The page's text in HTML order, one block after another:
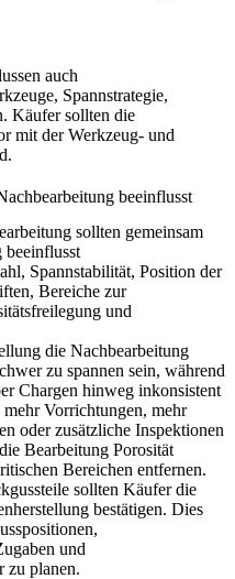
auch
Spannstrategie,
Käufer sollten die
mit der Werkzeug- und
beeinflusst
sollten gemeinsam
beeinflusst
Spannstabilität, Position der
Bereiche zur
und
die Nachbearbeitung
zu spannen sein, während
Chargen hinweg inkonsistent
Vorrichtungen, mehr
oder zusätzliche Inspektionen
Bearbeitung Porosität
Bereichen entfernen.
sollten Käufer die
bestätigen. Dies
und
zu planen.